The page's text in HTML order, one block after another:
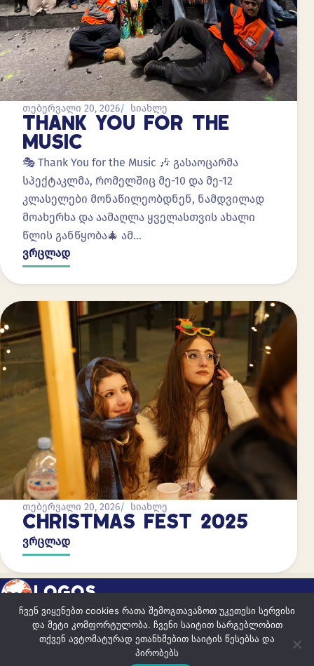
თებერვალი 20, 2026 სიახლე
THANK YOU FOR THE
MUSIC
🎭 Thank You for the Music 🎶 გასაოცარმა
სპექტაკლმა, რომელშიც მე-10 და მე-12
კლასელები მონაწილეობდნენ, ნამდვილად
მოახერხა და აამაღლა ყველასთვის ახალი
წლის განწყობა🎄 ამ…
ვრცლად
თებერვალი 20, 2026 სიახლე
CHRISTMAS FEST 2025
ვრცლად
LOGOS
ისწავლე იყო წარმატებული
ჩვენ ვიყენებთ cookies რათა შემოგთავაზოთ უკეთესი სერვისი
და მეტი კომფორტულობა. ჩვენი საიტით სარგებლობით
თქვენ ავტომატურად ეთანხმებით საიტის წესებსა და
პირობებს